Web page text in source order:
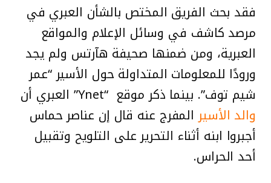
فقد بحث الفريق المختص بالشأن العبري في
مرصد كاشف في وسائل الإعلام والمواقع
العبرية، ومن ضمنها صحيفة هآرتس ولم يجد
ورودًا للمعلومات المتداولة حول الأسير “عمر
شيم توف”. بينما ذكر موقع “Ynet” العبري أن
والد الأسيرالمفرج عنه قال إن عناصر حماس
أجبروا ابنه أثناء التحرير على التلويح وتقبيل
أحد الحراس.